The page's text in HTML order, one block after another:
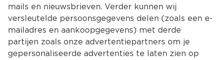
mails en nieuwsbrieven. Verder kunnen wij
versleutelde persoonsgegevens delen (zoals een e-
mailadres en aankoopgegevens) met derde
partijen zoals onze advertentiepartners om je
gepersonaliseerde advertenties te laten zien op